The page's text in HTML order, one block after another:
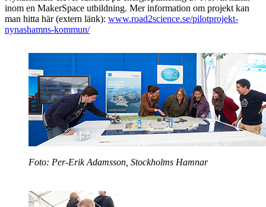
inom en MakerSpace utbildning. Mer information om projekt kan
man hitta här (extern länk): www.road2science.se/pilotprojekt-
nynashamns-kommun/
Foto: Per-Erik Adamsson, Stockholms Hamnar